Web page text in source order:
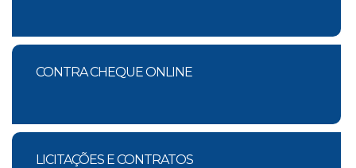
CONTRA CHEQUE ONLINE
LICITAÇÕES E CONTRATOS